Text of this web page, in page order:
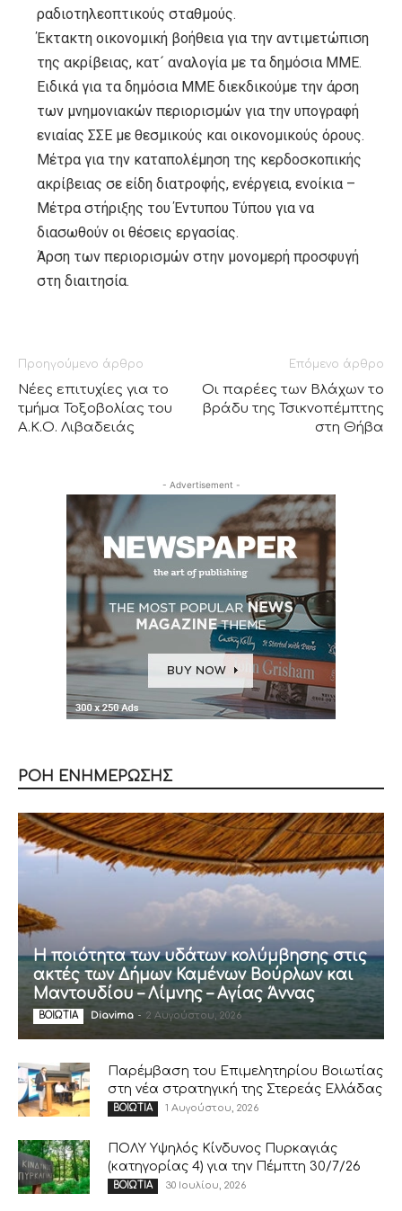
ραδιοτηλεοπτικούς σταθμούς.
Έκτακτη οικονομική βοήθεια για την αντιμετώπιση
της ακρίβειας, κατ´ αναλογία με τα δημόσια ΜΜΕ.
Ειδικά για τα δημόσια ΜΜΕ διεκδικούμε την άρση
των μνημονιακών περιορισμών για την υπογραφή
ενιαίας ΣΣΕ με θεσμικούς και οικονομικούς όρους.
Μέτρα για την καταπολέμηση της κερδοσκοπικής
ακρίβειας σε είδη διατροφής, ενέργεια, ενοίκια –
Μέτρα στήριξης του Έντυπου Τύπου για να
διασωθούν οι θέσεις εργασίας.
Άρση των περιορισμών στην μονομερή προσφυγή
στη διαιτησία.
Προηγούμενο άρθρο
Νέες επιτυχίες για το
τμήμα Τοξοβολίας του
Α.Κ.Ο. Λιβαδειάς
Επόμενο άρθρο
Οι παρέες των Βλάχων το
βράδυ της Τσικνοπέμπτης
στη Θήβα
- Advertisement -
ΡΟΗ ΕΝΗΜΕΡΩΣΗΣ
Η ποιότητα των υδάτων κολύμβησης στις
ακτές των Δήμων Καμένων Βούρλων και
Μαντουδίου – Λίμνης – Αγίας Άννας
ΒΟΙΩΤΙΑ Diavima - 2 Αυγούστου, 2026
Παρέμβαση του Επιμελητηρίου Βοιωτίας
στη νέα στρατηγική της Στερεάς Ελλάδας
ΒΟΙΩΤΙΑ 1 Αυγούστου, 2026
ΠΟΛΥ Υψηλός Κίνδυνος Πυρκαγιάς
(κατηγορίας 4) για την Πέμπτη 30/7/26
ΒΟΙΩΤΙΑ 30 Ιουλίου, 2026